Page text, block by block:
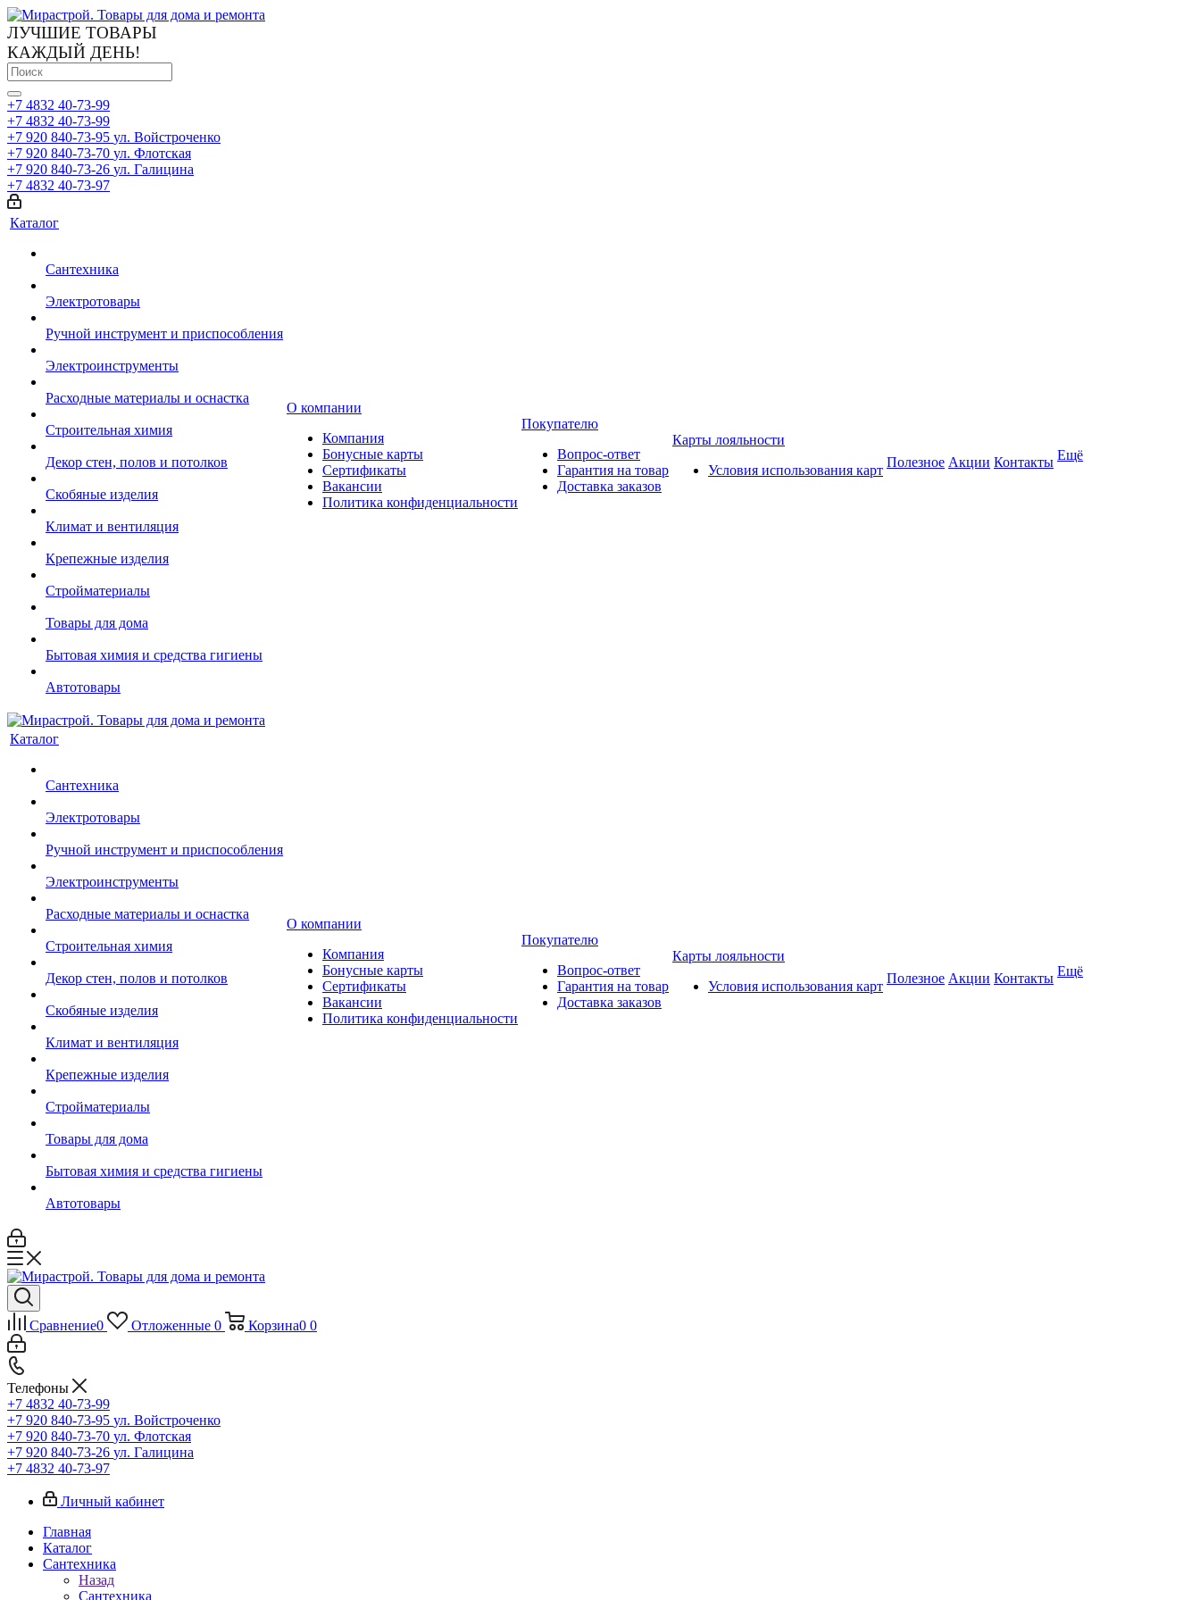
ЛУЧШИЕ ТОВАРЫ
КАЖДЫЙ ДЕНЬ!
+7 4832 40-73-99
+7 4832 40-73-99
+7 920 840-73-95 ул. Войстроченко
+7 920 840-73-70 ул. Флотская
+7 920 840-73-26 ул. Галицина
+7 4832 40-73-97
Каталог
Сантехника
Электротовары
Ручной инструмент и приспособления
Электроинструменты
Расходные материалы и оснастка
Строительная химия
Декор стен, полов и потолков
Скобяные изделия
Климат и вентиляция
Крепежные изделия
Стройматериалы
Товары для дома
Бытовая химия и средства гигиены
Автотовары
О компании
Компания
Бонусные карты
Сертификаты
Вакансии
Политика конфиденциальности
Покупателю
Вопрос-ответ
Гарантия на товар
Доставка заказов
Карты лояльности
Условия использования карт
Полезное Акции Контакты Ещё
Каталог
Сантехника
Электротовары
Ручной инструмент и приспособления
Электроинструменты
Расходные материалы и оснастка
Строительная химия
Декор стен, полов и потолков
Скобяные изделия
Климат и вентиляция
Крепежные изделия
Стройматериалы
Товары для дома
Бытовая химия и средства гигиены
Автотовары
О компании
Компания
Бонусные карты
Сертификаты
Вакансии
Политика конфиденциальности
Покупателю
Вопрос-ответ
Гарантия на товар
Доставка заказов
Карты лояльности
Условия использования карт
Полезное Акции Контакты Ещё
Сравнение0 Отложенные 0 Корзина0 0
Телефоны
+7 4832 40-73-99
+7 920 840-73-95 ул. Войстроченко
+7 920 840-73-70 ул. Флотская
+7 920 840-73-26 ул. Галицина
+7 4832 40-73-97
Личный кабинет
Главная
Каталог
Сантехника
Назад
Сантехника